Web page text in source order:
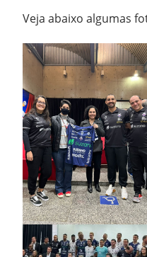
Veja abaixo algumas